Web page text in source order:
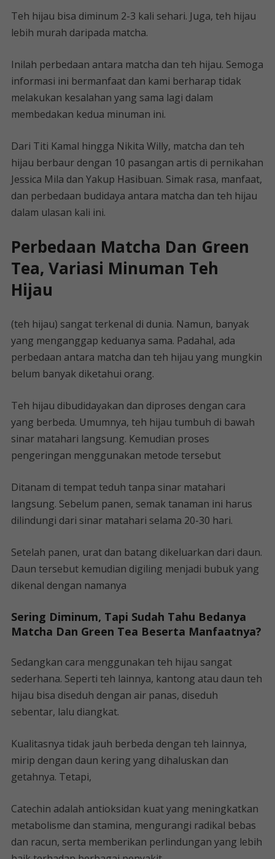
Teh hijau bisa diminum 2-3 kali sehari. Juga, teh hijau
lebih murah daripada matcha.
Inilah perbedaan antara matcha dan teh hijau. Semoga
informasi ini bermanfaat dan kami berharap tidak
melakukan kesalahan yang sama lagi dalam
membedakan kedua minuman ini.
Dari Titi Kamal hingga Nikita Willy, matcha dan teh
hijau berbaur dengan 10 pasangan artis di pernikahan
Jessica Mila dan Yakup Hasibuan. Simak rasa, manfaat,
dan perbedaan budidaya antara matcha dan teh hijau
dalam ulasan kali ini.
Perbedaan Matcha Dan Green
Tea, Variasi Minuman Teh
Hijau
(teh hijau) sangat terkenal di dunia. Namun, banyak
yang menganggap keduanya sama. Padahal, ada
perbedaan antara matcha dan teh hijau yang mungkin
belum banyak diketahui orang.
Teh hijau dibudidayakan dan diproses dengan cara
yang berbeda. Umumnya, teh hijau tumbuh di bawah
sinar matahari langsung. Kemudian proses
pengeringan menggunakan metode tersebut
Ditanam di tempat teduh tanpa sinar matahari
langsung. Sebelum panen, semak tanaman ini harus
dilindungi dari sinar matahari selama 20-30 hari.
Setelah panen, urat dan batang dikeluarkan dari daun.
Daun tersebut kemudian digiling menjadi bubuk yang
dikenal dengan namanya
Sering Diminum, Tapi Sudah Tahu Bedanya
Matcha Dan Green Tea Beserta Manfaatnya?
Sedangkan cara menggunakan teh hijau sangat
sederhana. Seperti teh lainnya, kantong atau daun teh
hijau bisa diseduh dengan air panas, diseduh
sebentar, lalu diangkat.
Kualitasnya tidak jauh berbeda dengan teh lainnya,
mirip dengan daun kering yang dihaluskan dan
getahnya. Tetapi,
Catechin adalah antioksidan kuat yang meningkatkan
metabolisme dan stamina, mengurangi radikal bebas
dan racun, serta memberikan perlindungan yang lebih